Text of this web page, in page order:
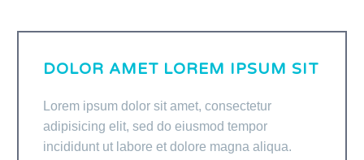
DOLOR AMET LOREM IPSUM SIT
Lorem ipsum dolor sit amet, consectetur
adipisicing elit, sed do eiusmod tempor
incididunt ut labore et dolore magna aliqua.